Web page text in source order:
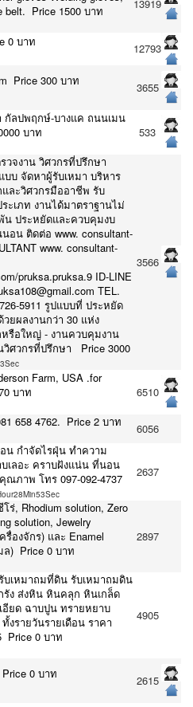
belt. Price 1500 บาท
13919
0 บาท 12793
Price 300 บาท
3655
ลปพฤกษ์-บางแค ถนนเมน
บาท
533
วจงาน วิศวกรที่ปรึกษา
บบ จัดหาผู้รับเหมา บริหาร
ละวิศวกรมืออาชีพ รับ
ะเภท งานได้มาตราฐานไม่
น ประหยัดและควบคุมงบ
น ติดต่อ www. consultant-
www. consultant-
pruksa.pruksa.9 ID-LINE
TEL.
5911 รูปแบบที่ ประหยัด
ยผลงานกว่า 30 แห่ง
หรือใหญ่ - งานควบคุมงาน
วิศวกรที่ปรึกษา Price 3000
3566
Farm, USA .for
บาท
6510
658 4762. Price 2 บาท
6056
น กำจัดไรฝุ่น ทำความ
เลอะ คราบฝังแน่น‎ ที่นอน
ภาพ โทร 097-092-4737
2637
ร่, Rhodium solution, Zero
solution, Jewelry
รื่องจักร) และ Enamel
ล) Price 0 บาท
2897
เหมาถมที่ดิน รับเหมาถมดิน
ง ส่งหิน หินคลุก หินเกล็ด
อียด ฉาบปูน ทรายหยาบ
งรายวันรายเดือน ราคา
Price 0 บาท
4905
0 บาท 2615